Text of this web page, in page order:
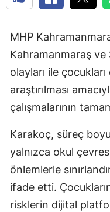
MHP
Kahramanmaraş ve
olayları ile
araştırılması
çalışmalarının
Karakoç, süreç
yalnızca okul
önlemlerle
ifade etti.
risklerin dijital